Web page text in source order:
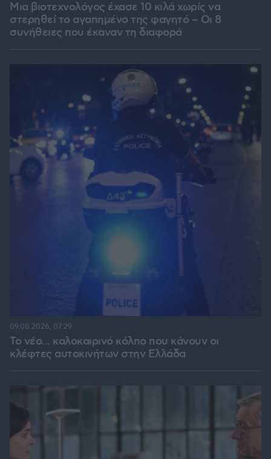
Μια βιοτεχνολόγος έχασε 10 κιλά χωρίς να
στερηθεί το αγαπημένο της φαγητό – Οι 8
συνήθειες που έκαναν τη διαφορά
Το νέο... καλοκαιρινό κόλπο που κάνουν οι
κλέφτες αυτοκινήτων στην Ελλάδα
09.08.2026, 07:29